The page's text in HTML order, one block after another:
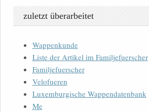
zuletzt überarbeitet
Wappenkunde
Liste der Artikel im Familjefuerscher
Familjefuerscher
Velofueren
Luxemburgische Wappendatenbank
Me